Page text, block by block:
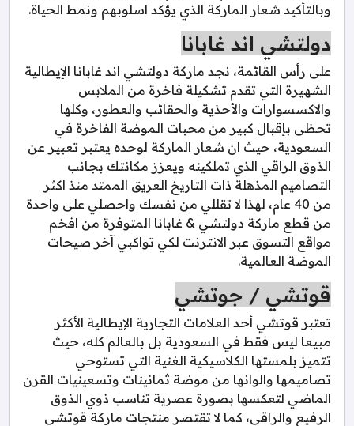
وبالتأكيد شعار الماركة الذي يؤكد اسلوبهم ونمط الحياة.
دولتشي اند غابانا
على رأس القائمة، نجد ماركة دولتشي اند غابانا الإيطالية
الشهيرة التي تقدم تشكيلة فاخرة من الملابس
والاكسسوارات والأحذية والحقائب والعطور، وكلها
تحظى بإقبال كبير من محبات الموضة الفاخرة في
السعودية، حيث ان شعار الماركة لوحده يعتبر تعبير عن
الذوق الراقي الذي تملكينه ويعزز مكانتك بجانب
التصاميم المذهلة ذات التاريخ العريق الممتد منذ اكثر
من 40 عام، لهذا لا تقللي من نفسك واحصلي على واحدة
من قطع ماركة دولتشي & غابانا المتوفرة من افخم
مواقع التسوق عبر الانترنت لكي تواكبي آخر صيحات
الموضة العالمية.
قوتشي / جوتشي
تعتبر قوتشي أحد العلامات التجارية الإيطالية الأكثر
مبيعا ليس فقط في السعودية بل بالعالم كله، حيث
تتميز بلمستها الكلاسيكية الغنية التي تستوحي
تصاميمها والوانها من موضة ثمانينات وتسعينيات القرن
الماضي لتعكسها بصورة عصرية تناسب ذوي الذوق
الرفيع والراقي، كما لا تقتصر منتجات ماركة قوتشي